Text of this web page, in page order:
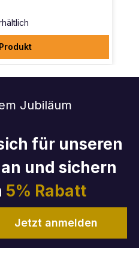
Jubiläum
für unseren
und sichern
5% Rabatt
Jetzt anmelden